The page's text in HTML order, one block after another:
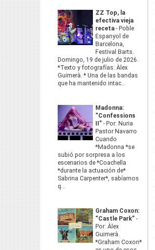
ZZ Top, la
efectiva vieja
receta - Poble
Espanyol de
Barcelona,
Festival Barts.
Domingo, 19 de julio de 2026.
*Texto y fotografías: Àlex
Guimerà. * Una de las bandas
que ha mantenido intac...
Madonna:
“Confessions
II” - Por: Nuria
Pastor Navarro
Cuando
*Madonna *se
subió por sorpresa a los
escenarios de *Coachella
*durante la actuación de*
Sabrina Carpenter*, sabíamos
q...
Graham Coxon:
“Castle Park” -
Por: Àlex
Guimerà.
*Graham Coxon*